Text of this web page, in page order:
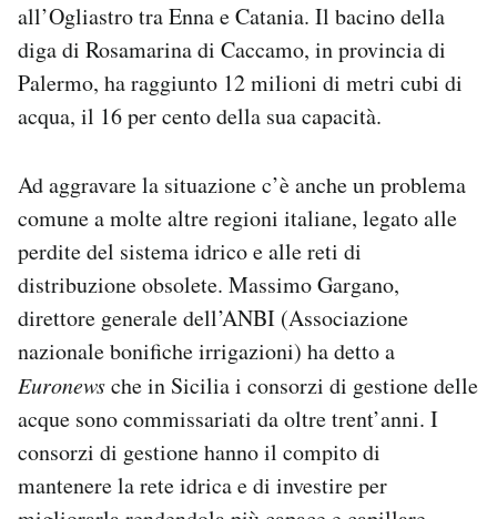
all’Ogliastro tra Enna e Catania. Il bacino della
diga di Rosamarina di Caccamo, in provincia di
Palermo, ha raggiunto 12 milioni di metri cubi di
acqua, il 16 per cento della sua capacità.
Ad aggravare la situazione c’è anche un problema
comune a molte altre regioni italiane, legato alle
perdite del sistema idrico e alle reti di
distribuzione obsolete. Massimo Gargano,
direttore generale dell’ANBI (Associazione
nazionale bonifiche irrigazioni) ha detto a
Euronewsche in Sicilia i consorzi di gestione delle
acque sono commissariati da oltre trent’anni. I
consorzi di gestione hanno il compito di
mantenere la rete idrica e di investire per